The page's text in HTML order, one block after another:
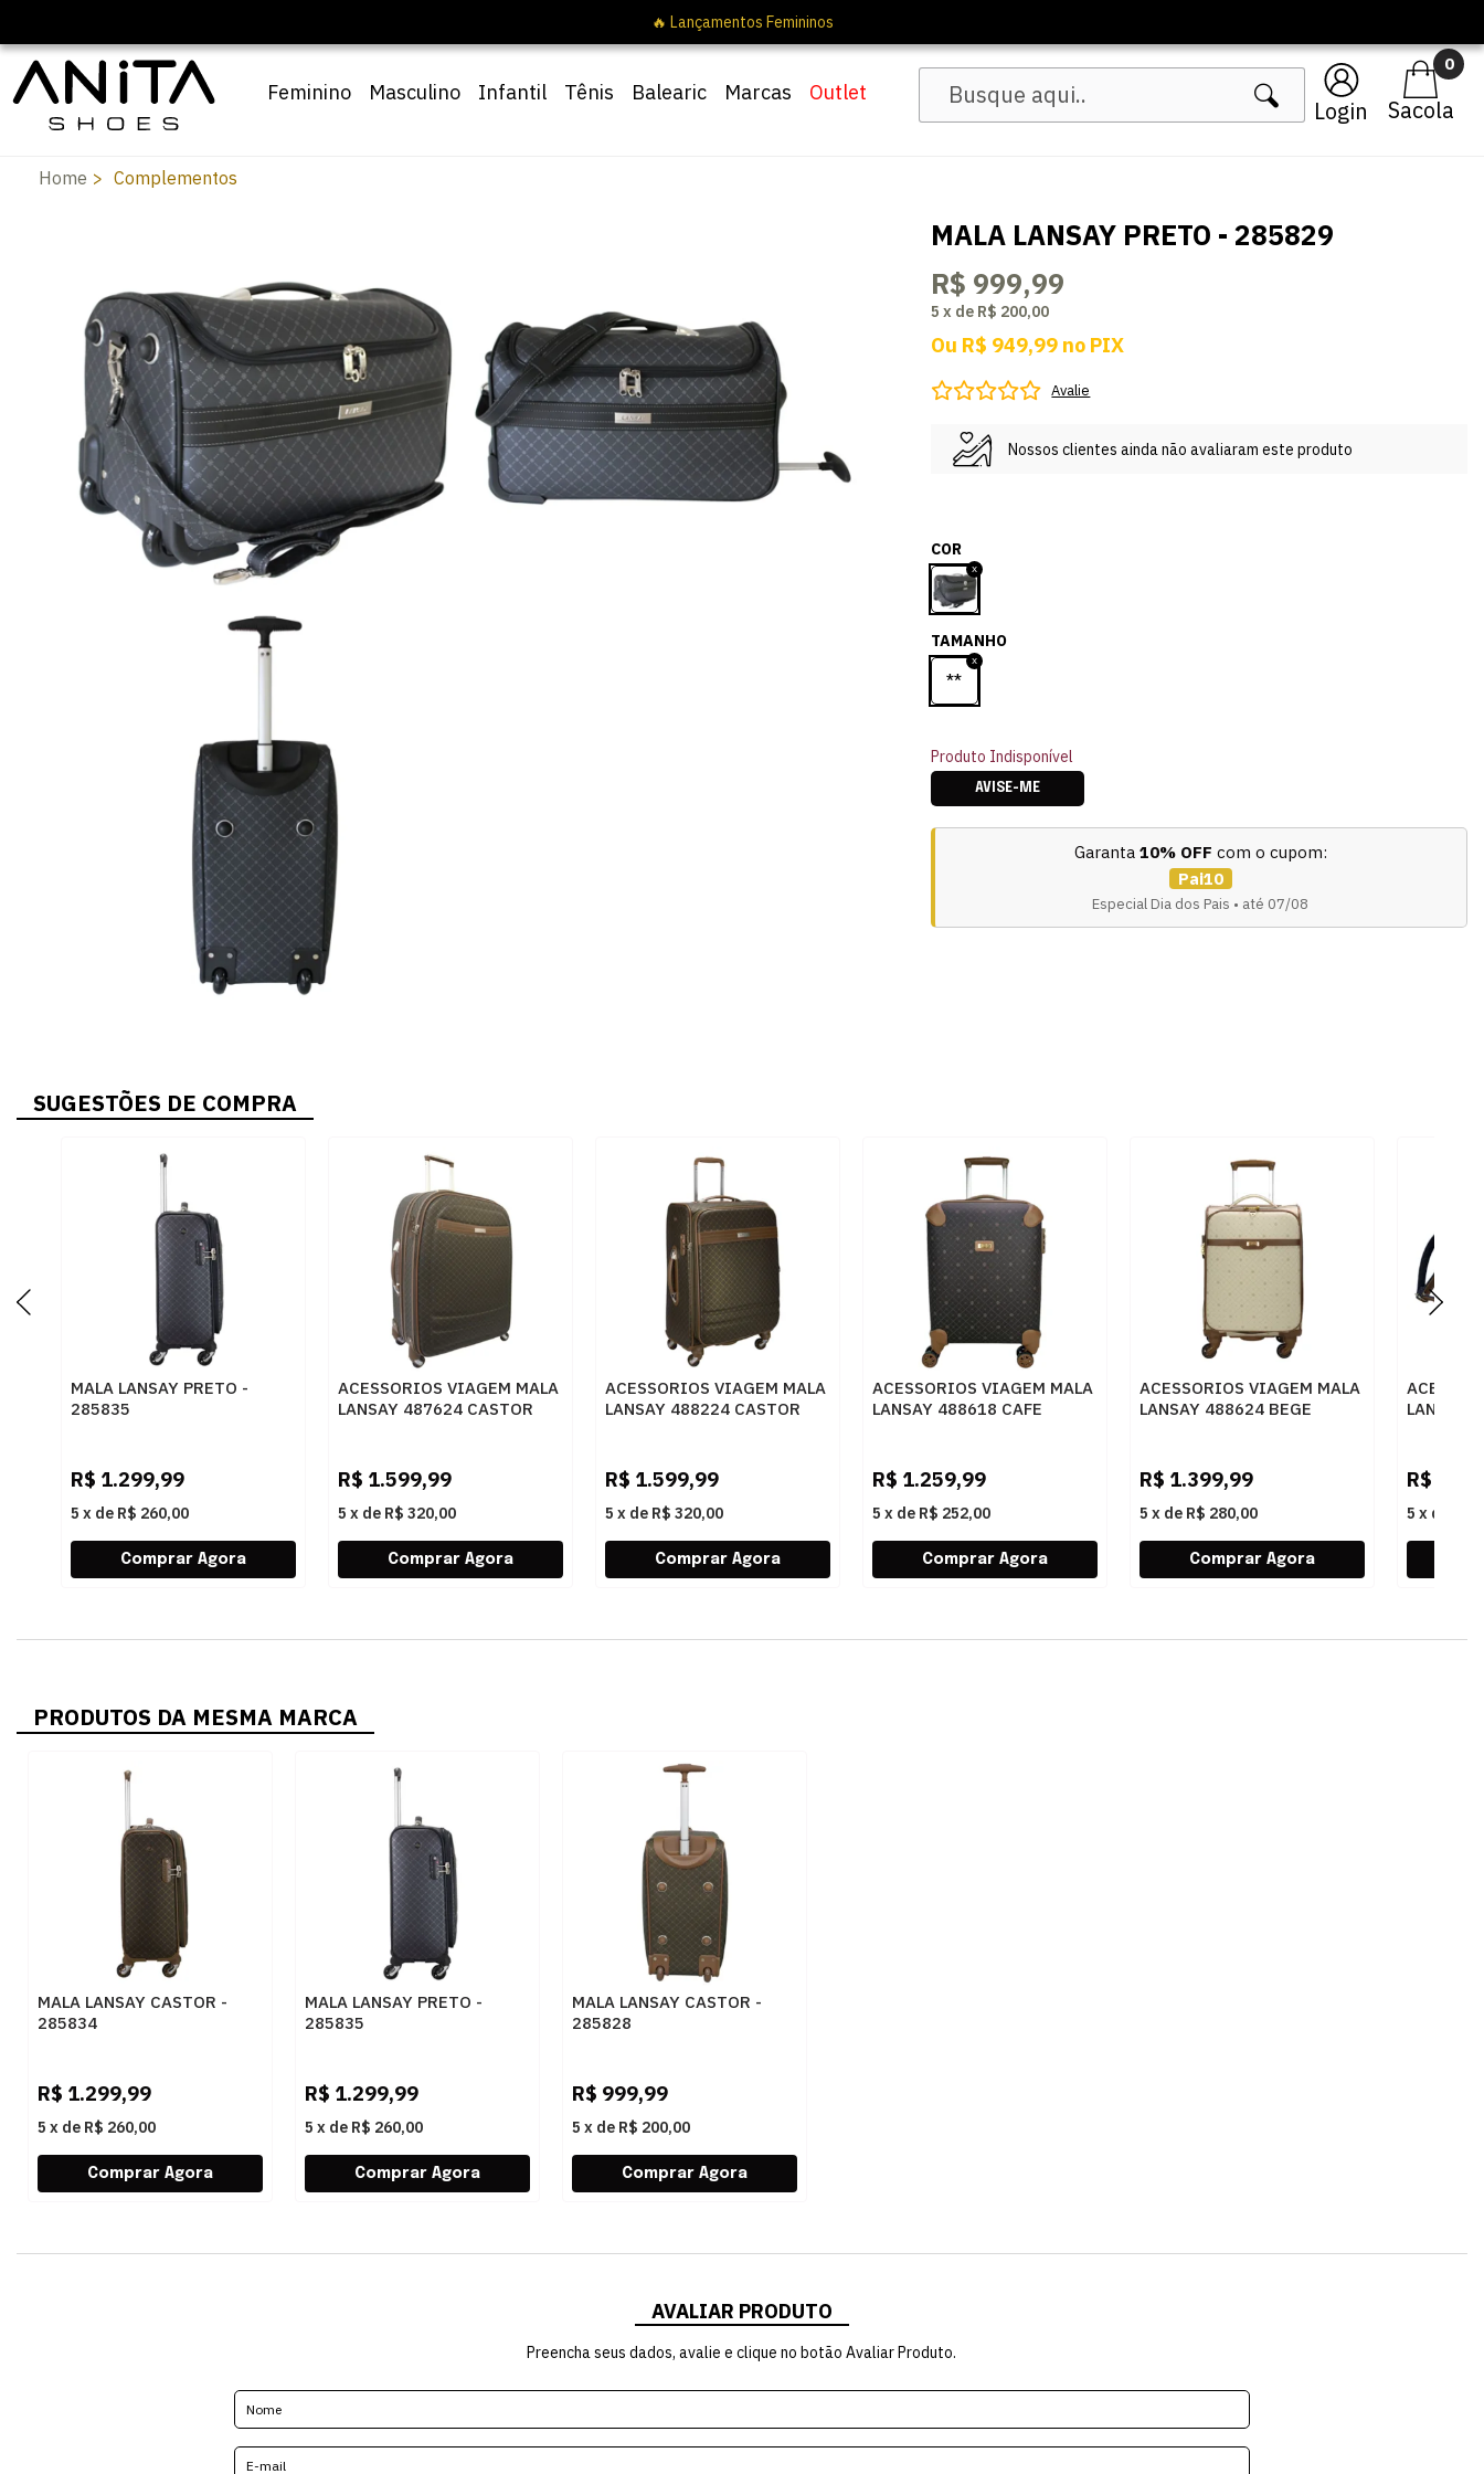
Login
0
Feminino Masculino Infantil Tênis Balearic Marcas Outlet
🔥 Lançamentos Femininos
Home Complementos
MALA LANSAY PRETO - 285829
R$ 999,99
5 x de R$ 200,00
Ou R$ 949,99 no PIX
Avalie
Nossos clientes ainda não avaliaram este produto
COR
TAMANHO
**
Produto Indisponível
AVISE-ME
Garanta 10% OFF com o cupom:
Pai10
Especial Dia dos Pais • até 07/08
SUGESTÕES DE COMPRA
MALA LANSAY PRETO -
285835
R$ 1.299,99
5 x de R$ 260,00
ACESSORIOS VIAGEM MALA
LANSAY 487624 CASTOR
R$ 1.599,99
5 x de R$ 320,00
ACESSORIOS VIAGEM MALA
LANSAY 488224 CASTOR
R$ 1.599,99
5 x de R$ 320,00
ACESSORIOS VIAGEM MALA
LANSAY 488618 CAFE
R$ 1.259,99
5 x de R$ 252,00
ACESSORIOS VIAGEM MALA
LANSAY 488624 BEGE
R$ 1.399,99
5 x de R$ 280,00
LANSAY
R$
5 x de
PRODUTOS DA MESMA MARCA
MALA LANSAY CASTOR -
285834
R$ 1.299,99
5 x de R$ 260,00
MALA LANSAY PRETO -
285835
R$ 1.299,99
5 x de R$ 260,00
MALA LANSAY CASTOR -
285828
R$ 999,99
5 x de R$ 200,00
AVALIAR PRODUTO
Preencha seus dados, avalie e clique no botão Avaliar Produto.